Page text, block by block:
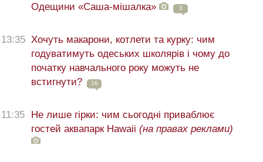
Одещини «Саша-мішалка»
3
13:35 Хочуть макарони, котлети та курку: чим
годуватимуть одеських школярів і чому до
початку навчального року можуть не
встигнути?
16
11:35
Не лише гірки: чим сьогодні приваблює
гостей аквапарк Hawaii (на правах реклами)